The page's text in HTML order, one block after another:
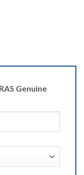
Genuine